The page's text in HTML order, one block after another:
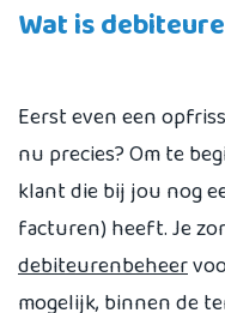
Wat is
Eerst even een
nu precies? Om te
klant die bij jou nog
facturen) heeft. Je
debiteurenbeheer
mogelijk, binnen de